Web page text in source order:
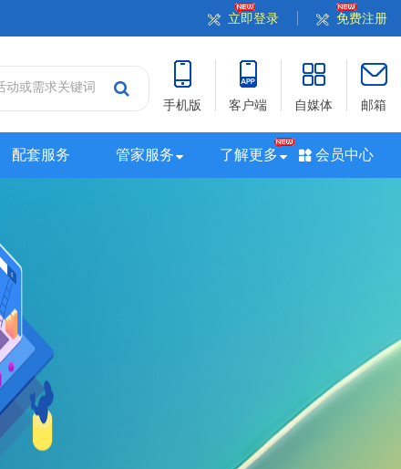
立即登录 免费注册
手机版 客户端 自媒体 邮箱
配套服务 管家服务 了解更多 会员中心